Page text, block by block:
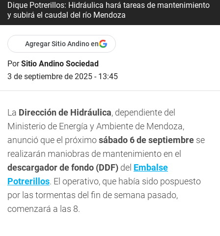
Dique Potrerillos: Hidráulica hará tareas de mantenimiento
y subirá el caudal del río Mendoza
Agregar Sitio Andino en
PorSitio Andino Sociedad
3 de septiembre de 2025 - 13:45
La Dirección de Hidráulica, dependiente del
Ministerio de Energía y Ambiente de Mendoza,
anunció que el próximosábado 6 de septiembre se
realizarán maniobras de mantenimiento en el
descargador de fondo (DDF) del Embalse
Potrerillos. El operativo, que había sido pospuesto
por las tormentas del fin de semana pasado,
comenzará a las 8.